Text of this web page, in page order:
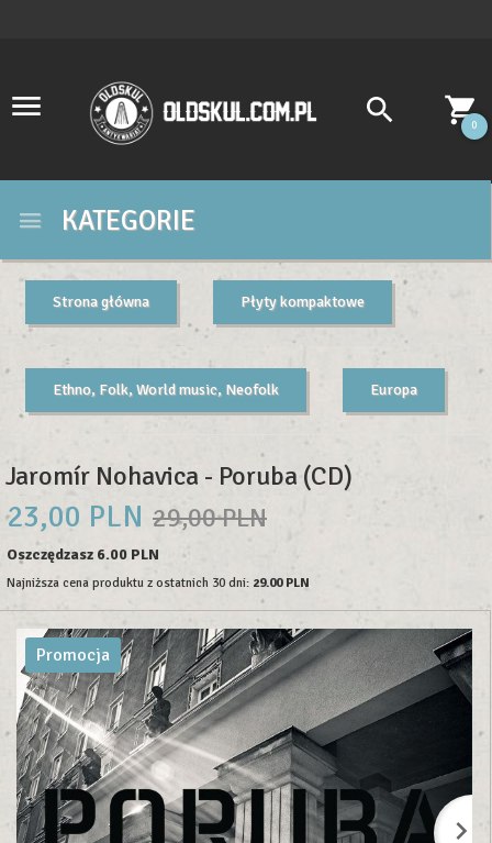
0
KATEGORIE
Strona główna Płyty kompaktowe
Ethno, Folk, World music, Neofolk Europa
Jaromír Nohavica - Poruba (CD)
23,00 PLN 29,00 PLN
Oszczędzasz 6.00 PLN
Najniższa cena produktu z ostatnich 30 dni: 29.00 PLN
Promocja